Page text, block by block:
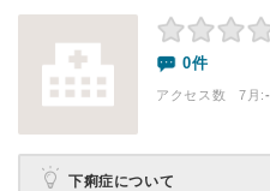
0件
アクセス数 7月:-
下痢症について